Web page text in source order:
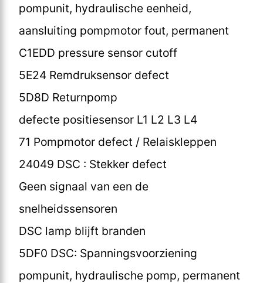
pompunit, hydraulische eenheid,
aansluiting pompmotor fout, permanent
C1EDD pressure sensor cutoff
5E24 Remdruksensor defect
5D8D Returnpomp
defecte positiesensor L1 L2 L3 L4
71 Pompmotor defect / Relaiskleppen
24049 DSC : Stekker defect
Geen signaal van een de
snelheidssensoren
DSC lamp blijft branden
5DF0 DSC: Spanningsvoorziening
pompunit, hydraulische pomp, permanent